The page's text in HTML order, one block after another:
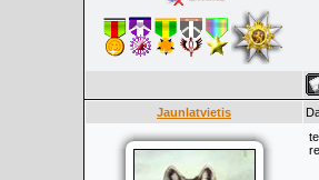
Jaunlatvietis